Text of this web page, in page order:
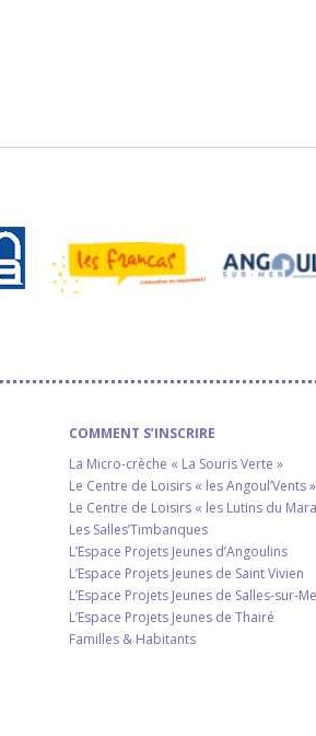
COMMENT S’INSCRIRE
La Micro-crèche « La Souris Verte »
Le Centre de Loisirs « les Angoul’Vents »
Le Centre de Loisirs « les Lutins du
Les Salles’Timbanques
L’Espace Projets Jeunes d’Angoulins
L’Espace Projets Jeunes de Saint Vivien
L’Espace Projets Jeunes de Salles-sur-
L’Espace Projets Jeunes de Thairé
Familles & Habitants